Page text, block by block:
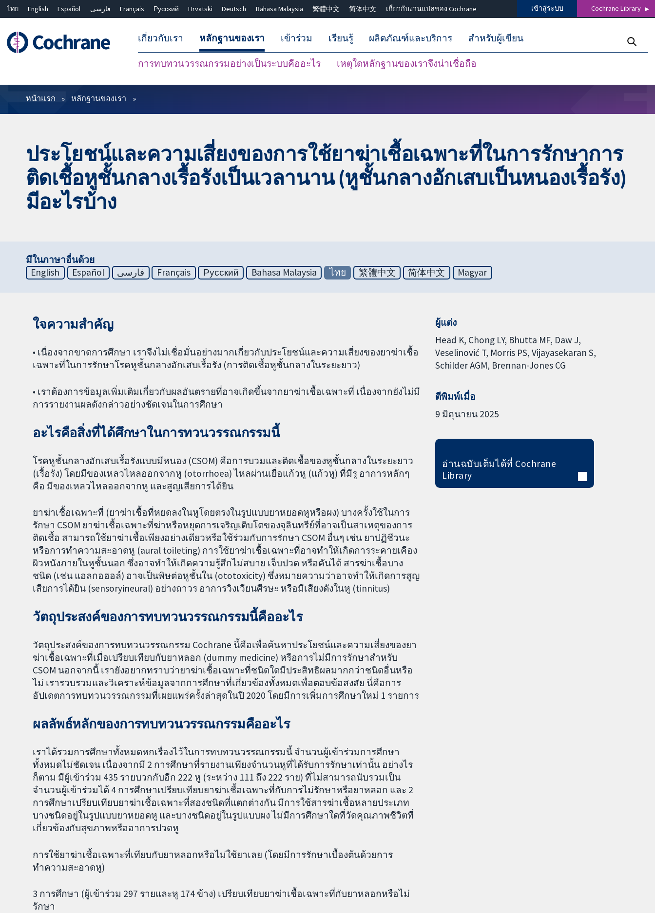
ไทย English Español فارسی Français Русский Hrvatski Deutsch Bahasa Malaysia 繁體中文 简体中文 เกี่ยวกับงานแปลของ Cochrane เข้าสู่ระบบ Cochrane Library
เกี่ยวกับเรา หลักฐานของเรา
การทบทวนวรรณกรรมอย่างเป็นระบบคืออะไร เหตุใดหลักฐานของเราจึงน่าเชื่อถือ
เข้าร่วม เรียนรู้ ผลิตภัณฑ์และบริการ สำหรับผู้เขียน
ตัวกรอง
หน้าแรก หลักฐานของเรา
ประโยชน์และความเสี่ยงของการใช้ยาฆ่าเชื้อเฉพาะที่ในการรักษาการ
ติดเชื้อหูชั้นกลางเรื้อรังเป็นเวลานาน (หูชั้นกลางอักเสบเป็นหนองเรื้อรัง)
มีอะไรบ้าง
มีในภาษาอื่นด้วย
English
Español فارسی Français Русский Bahasa Malaysia ไทย 繁體中文 简体中文 Magyar
ใจความสำคัญ
• เนื่องจากขาดการศึกษา เราจึงไม่เชื่อมั่นอย่างมากเกี่ยวกับประโยชน์และความเสี่ยงของยาฆ่าเชื้อ
เฉพาะที่ในการรักษาโรคหูชั้นกลางอักเสบเรื้อรัง (การติดเชื้อหูชั้นกลางในระยะยาว)
• เราต้องการข้อมูลเพิ่มเติมเกี่ยวกับผลอันตรายที่อาจเกิดขึ้นจากยาฆ่าเชื้อเฉพาะที่ เนื่องจากยังไม่มี
การรายงานผลดังกล่าวอย่างชัดเจนในการศึกษา
อะไรคือสิ่งที่ได้ศึกษาในการทวนวรรณกรรมนี้
โรคหูชั้นกลางอักเสบเรื้อรังแบบมีหนอง (CSOM) คือการบวมและติดเชื้อของหูชั้นกลางในระยะยาว
(เรื้อรัง) โดยมีของเหลวไหลออกจากหู (otorrhoea) ไหลผ่านเยื่อแก้วหู (แก้วหู) ที่มีรู อาการหลักๆ
คือ มีของเหลวไหลออกจากหู และสูญเสียการได้ยิน
ยาฆ่าเชื้อเฉพาะที่ (ยาฆ่าเชื้อที่หยดลงในหูโดยตรงในรูปแบบยาหยอดหูหรือผง) บางครั้งใช้ในการ
รักษา CSOM ยาฆ่าเชื้อเฉพาะที่ฆ่าหรือหยุดการเจริญเติบโตของจุลินทรีย์ที่อาจเป็นสาเหตุของการ
ติดเชื้อ สามารถใช้ยาฆ่าเชื้อเพียงอย่างเดียวหรือใช้ร่วมกับการรักษา CSOM อื่นๆ เช่น ยาปฏิชีวนะ
หรือการทำความสะอาดหู (aural toileting) การใช้ยาฆ่าเชื้อเฉพาะที่อาจทำให้เกิดการระคายเคือง
ผิวหนังภายในหูชั้นนอก ซึ่งอาจทำให้เกิดความรู้สึกไม่สบาย เจ็บปวด หรือคันได้ สารฆ่าเชื้อบาง
ชนิด (เช่น แอลกอฮอล์) อาจเป็นพิษต่อหูชั้นใน (ototoxicity) ซึ่งหมายความว่าอาจทำให้เกิดการสูญ
เสียการได้ยิน (sensoryineural) อย่างถาวร อาการวิงเวียนศีรษะ หรือมีเสียงดังในหู (tinnitus)
วัตถุประสงค์ของการทบทวนวรรณกรรมนี้คืออะไร
วัตถุประสงค์ของการทบทวนวรรณกรรม Cochrane นี้คือเพื่อค้นหาประโยชน์และความเสี่ยงของยา
ฆ่าเชื้อเฉพาะที่เมื่อเปรียบเทียบกับยาหลอก (dummy medicine) หรือการไม่มีการรักษาสำหรับ
CSOM นอกจากนี้ เรายังอยากทราบว่ายาฆ่าเชื้อเฉพาะที่ชนิดใดมีประสิทธิผลมากกว่าชนิดอื่นหรือ
ไม่ เรารวบรวมและวิเคราะห์ข้อมูลจากการศึกษาที่เกี่ยวข้องทั้งหมดเพื่อตอบข้อสงสัย นี่คือการ
อัปเดตการทบทวนวรรณกรรมที่เผยแพร่ครั้งล่าสุดในปี 2020 โดยมีการเพิ่มการศึกษาใหม่ 1 รายการ
ผลลัพธ์หลักของการทบทวนวรรณกรรมคืออะไร
เราได้รวมการศึกษาทั้งหมดหกเรื่องไว้ในการทบทวนวรรณกรรมนี้ จำนวนผู้เข้าร่วมการศึกษา
ทั้งหมดไม่ชัดเจน เนื่องจากมี 2 การศึกษาที่รายงานเพียงจำนวนหูที่ได้รับการรักษาเท่านั้น อย่างไร
ก็ตาม มีผู้เข้าร่วม 435 รายบวกกับอีก 222 หู (ระหว่าง 111 ถึง 222 ราย) ที่ไม่สามารถนับรวมเป็น
จำนวนผู้เข้าร่วมได้ 4 การศึกษาเปรียบเทียบยาฆ่าเชื้อเฉพาะที่กับการไม่รักษาหรือยาหลอก และ 2
การศึกษาเปรียบเทียบยาฆ่าเชื้อเฉพาะที่สองชนิดที่แตกต่างกัน มีการใช้สารฆ่าเชื้อหลายประเภท
บางชนิดอยู่ในรูปแบบยาหยอดหู และบางชนิดอยู่ในรูปแบบผง ไม่มีการศึกษาใดที่วัดคุณภาพชีวิตที่
เกี่ยวข้องกับสุขภาพหรืออาการปวดหู
การใช้ยาฆ่าเชื้อเฉพาะที่เทียบกับยาหลอกหรือไม่ใช้ยาเลย (โดยมีการรักษาเบื้องต้นด้วยการ
ทำความสะอาดหู)
3 การศึกษา (ผู้เข้าร่วม 297 รายและหู 174 ข้าง) เปรียบเทียบยาฆ่าเชื้อเฉพาะที่กับยาหลอกหรือไม่
รักษา
ผู้แต่ง
Head K Chong LY Bhutta MF Daw J
Veselinović T Morris PS Vijayasekaran S
Schilder AGM Brennan-Jones CG
ตีพิมพ์เมื่อ
9 มิถุนายน 2025
อ่านฉบับเต็มได้ที่ Cochrane
Library